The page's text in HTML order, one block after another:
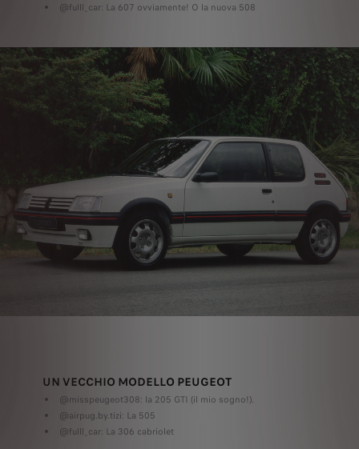
@fulll_car: La 607 ovviamente! O la nuova 508
UN VECCHIO MODELLO PEUGEOT
@misspeugeot308: la 205 GTI (il mio sogno!).
@airpug.by.tizi: La 505
@fulll_car: La 306 cabriolet